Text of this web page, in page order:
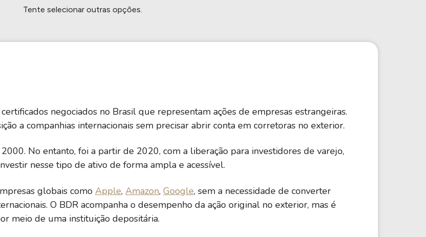
Tente selecionar outras opções.
negociados no Brasil que representam ações de empresas estrangeiras.
a companhias internacionais sem precisar abrir conta em corretoras no exterior.
No entanto, foi a partir de 2020, com a liberação para investidores de varejo,
nesse tipo de ativo de forma ampla e acessível.
globais como Apple, Amazon, Google, sem a necessidade de converter
O BDR acompanha o desempenho da ação original no exterior, mas é
meio de uma instituição depositária.